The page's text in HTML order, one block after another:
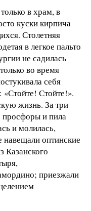
в храм, в
куски кирпича
Столетняя
в легкое пальто
не садилась
во время
себя
«Стойте! Стойте!».
жизнь. За три
просфоры и пила
и молилась,
оптинские
Казанского
приезжали